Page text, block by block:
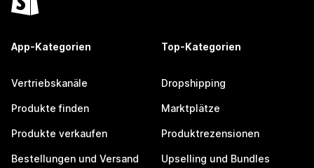
App-Kategorien
Vertriebskanäle
Produkte finden
Produkte verkaufen
Bestellungen und Versand
Top-Kategorien
Dropshipping
Marktplätze
Produktrezensionen
Upselling und Bundles